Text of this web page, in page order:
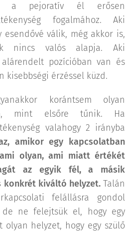
a pejoratív él erősen
fogalmához. Aki
esendővé válik, még akkor is,
nincs valós alapja. Aki
pozícióban van és
érzéssel küzd.
korántsem olyan
mint elsőre tűnik. Ha
valahogy 2 irányba
amikor egy kapcsolatban
olyan, ami miatt értékét
az egyik fél, a másik
konkrét kiváltó helyzet.Talán
felállásra gondol
de ne felejtsük el, hogy egy
helyzet, hogy egy szülő